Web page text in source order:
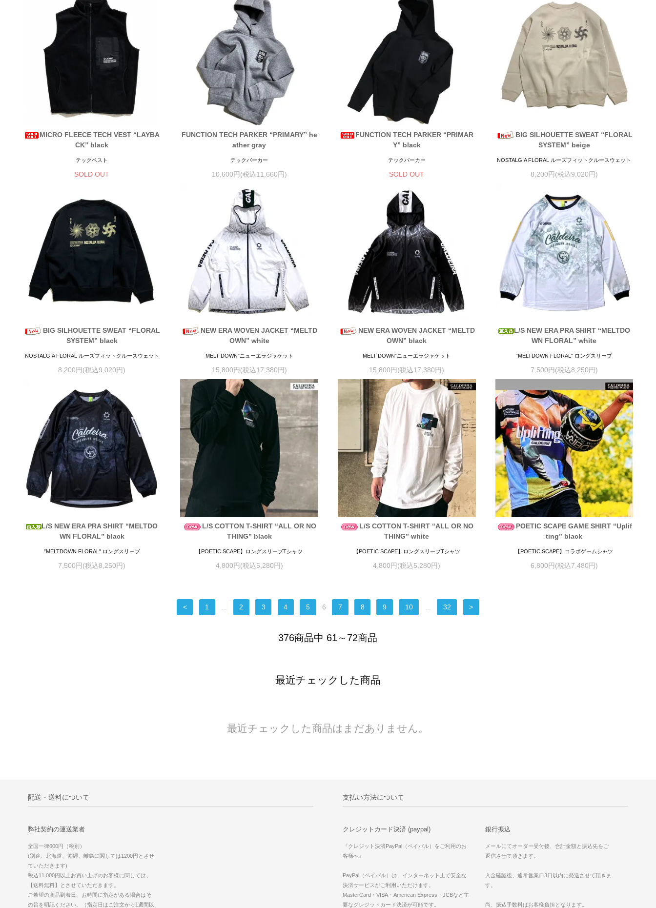
MICRO FLEECE TECH VEST “LAYBA
CK” black
テックベスト
SOLD OUT
FUNCTION TECH PARKER “PRIMARY” he
ather gray
テックパーカー
10,600円(税込11,660円)
FUNCTION TECH PARKER “PRIMAR
Y” black
テックパーカー
SOLD OUT
BIG SILHOUETTE SWEAT “FLORAL
SYSTEM” beige
NOSTALGIA FLORAL ルーズフィットクルースウェット
8,200円(税込9,020円)
BIG SILHOUETTE SWEAT “FLORAL
SYSTEM” black
NOSTALGIA FLORAL ルーズフィットクルースウェット
8,200円(税込9,020円)
NEW ERA WOVEN JACKET “MELTD
OWN” white
MELT DOWN”ニューエラジャケット
15,800円(税込17,380円)
NEW ERA WOVEN JACKET “MELTD
OWN” black
MELT DOWN”ニューエラジャケット
15,800円(税込17,380円)
L/S NEW ERA PRA SHIRT “MELTDO
WN FLORAL” white
”MELTDOWN FLORAL" ロングスリーブ
7,500円(税込8,250円)
L/S NEW ERA PRA SHIRT “MELTDO
WN FLORAL” black
”MELTDOWN FLORAL" ロングスリーブ
7,500円(税込8,250円)
L/S COTTON T-SHIRT “ALL OR NO
THING” black
【POETIC SCAPE】ロングスリーブTシャツ
4,800円(税込5,280円)
L/S COTTON T-SHIRT “ALL OR NO
THING” white
【POETIC SCAPE】ロングスリーブTシャツ
4,800円(税込5,280円)
POETIC SCAPE GAME SHIRT “Uplif
ting” black
【POETIC SCAPE】コラボゲームシャツ
6,800円(税込7,480円)
< 1 ... 2 3 4 5 6 7 8 9 10 ... 32 >
376商品中 61～72商品
最近チェックした商品
最近チェックした商品はまだありません。
配送・送料について
弊社契約の運送業者
全国一律600円（税別）
(別途、北海道、沖縄、離島に関しては1200円とさせ
ていただきます)
税込11,000円以上お買い上げのお客様に関しては、
【送料無料】とさせていただきます。
ご希望の商品到着日、お時間に指定がある場合はそ
の旨を明記ください。（指定日はご注文から1週間以
支払い方法について
クレジットカード決済 (paypal)
『クレジット決済PayPal（ペイパル）をご利用のお
客様へ』
PayPal（ペイパル）は、インターネット上で安全な
決済サービスがご利用いただけます。
MasterCard・VISA・American Express・JCBなど主
要なクレジットカード決済が可能です。
銀行振込
メールにてオーダー受付後、合計金額と振込先をご
返信させて頂きます。
入金確認後、通常営業日3日以内に発送させて頂きま
す。
尚、振込手数料はお客様負担となります。